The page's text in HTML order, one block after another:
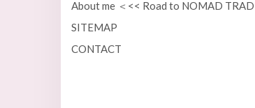
About me ＜<< Road to NOMAD
SITEMAP
CONTACT